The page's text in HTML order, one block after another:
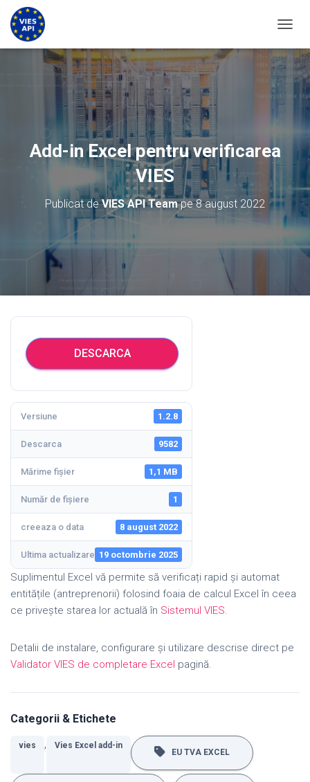
Add-in Excel pentru verificarea
VIES
Publicat deVIES API Teampe8 august 2022
DESCARCA
Versiune 1.2.8
Descarca 9582
Mărime fișier 1,1 MB
Număr de fișiere 1
creeaza o data 8 august 2022
Ultima actualizare 19 octombrie 2025
Suplimentul Excel vă permite să verificați rapid și automat
entitățile (antreprenorii) folosind foaia de calcul Excel în ceea
ce privește starea lor actuală în Sistemul VIES.
Detalii de instalare, configurare și utilizare descrise direct pe
Validator VIES de completare Excel pagină.
Categorii & Etichete
vies , Vies Excel add-in
EU TVA EXCEL